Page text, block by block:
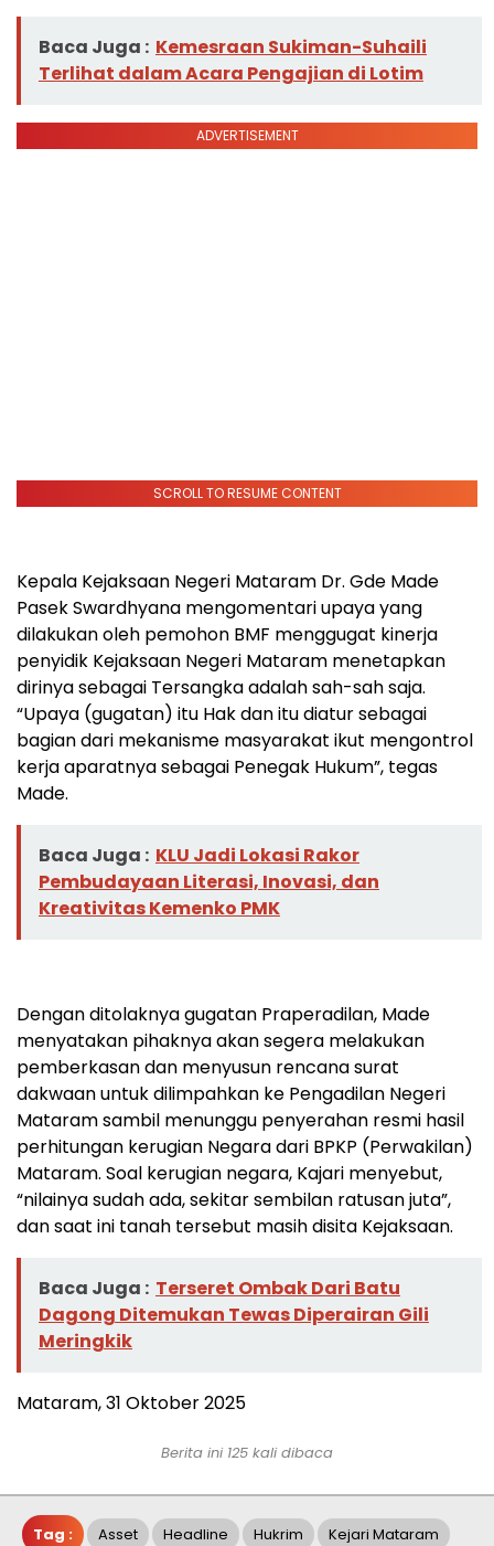
Baca Juga : Kemesraan Sukiman-Suhaili
Terlihat dalam Acara Pengajian di Lotim
ADVERTISEMENT
SCROLL TO RESUME CONTENT
Kepala Kejaksaan Negeri Mataram Dr. Gde Made
Pasek Swardhyana mengomentari upaya yang
dilakukan oleh pemohon BMF menggugat kinerja
penyidik Kejaksaan Negeri Mataram menetapkan
dirinya sebagai Tersangka adalah sah-sah saja.
“Upaya (gugatan) itu Hak dan itu diatur sebagai
bagian dari mekanisme masyarakat ikut mengontrol
kerja aparatnya sebagai Penegak Hukum”, tegas
Made.
Baca Juga : KLU Jadi Lokasi Rakor
Pembudayaan Literasi, Inovasi, dan
Kreativitas Kemenko PMK
Dengan ditolaknya gugatan Praperadilan, Made
menyatakan pihaknya akan segera melakukan
pemberkasan dan menyusun rencana surat
dakwaan untuk dilimpahkan ke Pengadilan Negeri
Mataram sambil menunggu penyerahan resmi hasil
perhitungan kerugian Negara dari BPKP (Perwakilan)
Mataram. Soal kerugian negara, Kajari menyebut,
“nilainya sudah ada, sekitar sembilan ratusan juta”,
dan saat ini tanah tersebut masih disita Kejaksaan.
Baca Juga : Terseret Ombak Dari Batu
Dagong Ditemukan Tewas Diperairan Gili
Meringkik
Mataram, 31 Oktober 2025
Berita ini 125 kali dibaca
Tag : Asset Headline Hukrim Kejari Mataram